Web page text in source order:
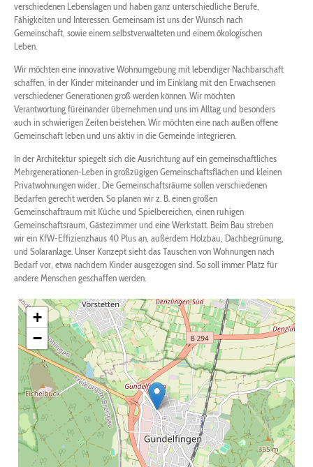
verschiedenen Lebenslagen und haben ganz unterschiedliche Berufe,
Fähigkeiten und Interessen. Gemeinsam ist uns der Wunsch nach
Gemeinschaft, sowie einem selbstverwalteten und einem ökologischen
Leben.
Wir möchten eine innovative Wohnumgebung mit lebendiger Nachbarschaft
schaffen, in der Kinder miteinander und im Einklang mit den Erwachsenen
verschiedener Generationen groß werden können. Wir möchten
Verantwortung füreinander übernehmen und uns im Alltag und besonders
auch in schwierigen Zeiten beistehen. Wir möchten eine nach außen offene
Gemeinschaft leben und uns aktiv in die Gemeinde integrieren.
In der Architektur spiegelt sich die Ausrichtung auf ein gemeinschaftliches
Mehrgenerationen-Leben in großzügigen Gemeinschaftsflächen und kleinen
Privatwohnungen wider.. Die Gemeinschaftsräume sollen verschiedenen
Bedarfen gerecht werden. So planen wir z. B. einen großen
Gemeinschaftraum mit Küche und Spielbereichen, einen ruhigen
Gemeinschaftsraum, Gästezimmer und eine Werkstatt. Beim Bau streben
wir ein KfW-Effizienzhaus 40 Plus an, außerdem Holzbau, Dachbegrünung,
und Solaranlage. Unser Konzept sieht das Tauschen von Wohnungen nach
Bedarf vor, etwa nachdem Kinder ausgezogen sind. So soll immer Platz für
andere Menschen geschaffen werden.
+
−